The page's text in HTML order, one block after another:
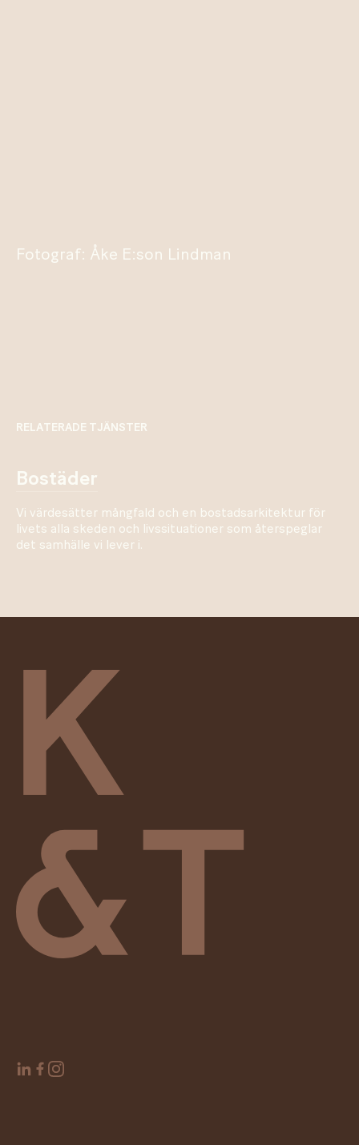
Fotograf: Åke E:son Lindman
RELATERADE TJÄNSTER
bostäder
Vi värdesätter mångfald och en bostadsarkitektur för
livets alla skeden och livssituationer som återspeglar
det samhälle vi lever i.